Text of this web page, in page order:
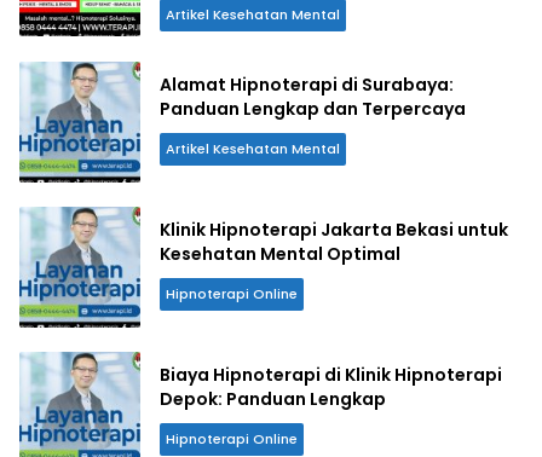
Artikel Kesehatan Mental
Alamat Hipnoterapi di Surabaya:
Panduan Lengkap dan Terpercaya
Artikel Kesehatan Mental
Klinik Hipnoterapi Jakarta Bekasi untuk
Kesehatan Mental Optimal
Hipnoterapi Online
Biaya Hipnoterapi di Klinik Hipnoterapi
Depok: Panduan Lengkap
Hipnoterapi Online